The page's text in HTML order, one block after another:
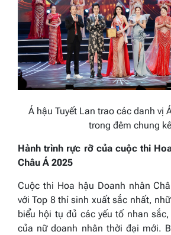
Á hậu Tuyết Lan trao các danh vị
trong đêm chung
Hành trình rực rỡ của cuộc thi
Châu Á 2025
Cuộc thi Hoa hậu Doanh nhân
với Top 8 thí sinh xuất sắc nhất,
biểu hội tụ đủ các yếu tố nhan
của nữ doanh nhân thời đại mới.